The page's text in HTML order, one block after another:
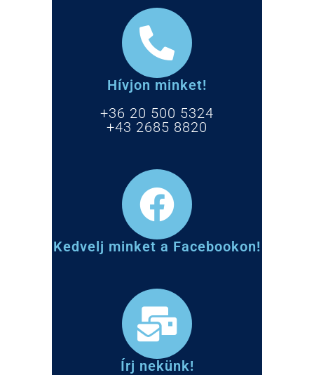
Hívjon minket!
+36 20 500 5324
+43 2685 8820
Kedvelj minket a Facebookon!
Írj nekünk!